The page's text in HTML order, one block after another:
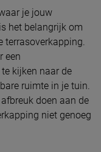
je jouw
het belangrijk om
terrasoverkapping.
een
kijken naar de
ruimte in je tuin.
doen aan de
niet genoeg